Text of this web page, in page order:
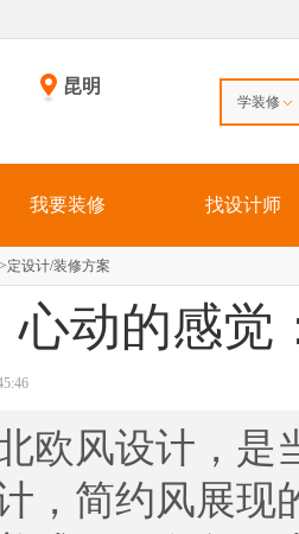
昆明
学装修
我要装修 找设计师
>定设计/装修方案
心动的感觉
欧风设计，是
，简约风展现